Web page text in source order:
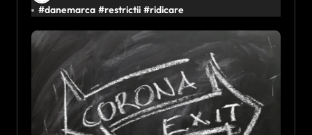
#danemarca #restrictii #ridicare